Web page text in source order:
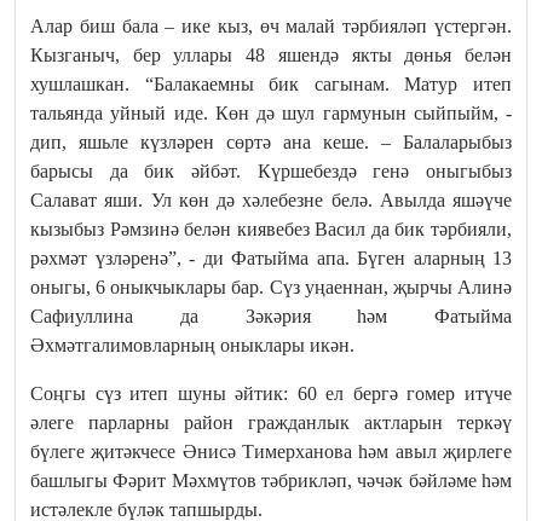
Алар биш бала – ике кыз, өч малай тәрбияләп үстергән.
Кызганыч, бер уллары 48 яшендә якты дөнья белән
хушлашкан. “Балакаемны бик сагынам. Матур итеп
тальянда уйный иде. Көн дә шул гармунын сыйпыйм, -
дип, яшьле күзләрен сөртә ана кеше. – Балаларыбыз
барысы да бик әйбәт. Күршебездә генә оныгыбыз
Салават яши. Ул көн дә хәлебезне белә. Авылда яшәүче
кызыбыз Рәмзинә белән киявебез Васил да бик тәрбияли,
рәхмәт үзләренә”, - ди Фатыйма апа. Бүген аларның 13
оныгы, 6 оныкчыклары бар. Сүз уңаеннан, җырчы Алинә
Сафиуллина да Зәкәрия һәм Фатыйма
Әхмәтгалимовларның оныклары икән.
Соңгы сүз итеп шуны әйтик: 60 ел бергә гомер итүче
әлеге парларны район гражданлык актларын теркәү
бүлеге җитәкчесе Әнисә Тимерханова һәм авыл җирлеге
башлыгы Фәрит Мәхмүтов тәбрикләп, чәчәк бәйләме һәм
истәлекле бүләк тапшырды.